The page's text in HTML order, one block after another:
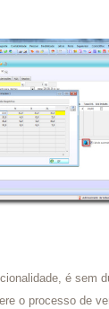
é sem
o processo de